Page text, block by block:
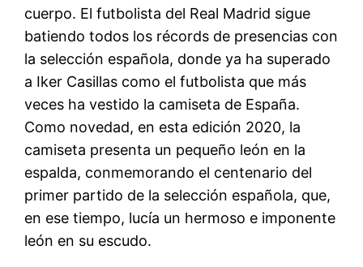
cuerpo. El futbolista del Real Madrid sigue
batiendo todos los récords de presencias con
la selección española, donde ya ha superado
a Iker Casillas como el futbolista que más
veces ha vestido la camiseta de España.
Como novedad, en esta edición 2020, la
camiseta presenta un pequeño león en la
espalda, conmemorando el centenario del
primer partido de la selección española, que,
en ese tiempo, lucía un hermoso e imponente
león en su escudo.